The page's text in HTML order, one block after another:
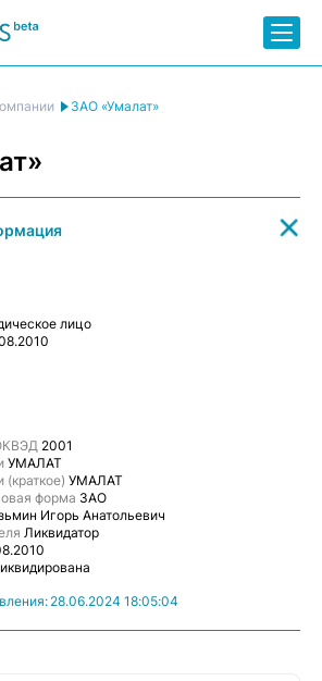
ЗАО «Умалат»
лицо
2001
УМАЛАТ
(краткое) УМАЛАТ
форма ЗАО
Игорь Анатольевич
Ликвидатор
28.06.2024 18:05:04